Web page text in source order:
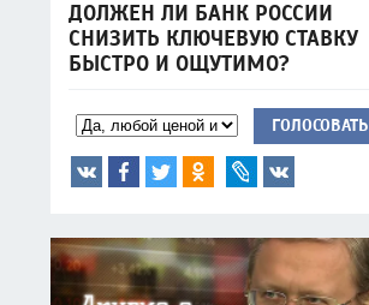
ДОЛЖЕН ЛИ БАНК РОССИИ
СНИЗИТЬ КЛЮЧЕВУЮ СТАВКУ
БЫСТРО И ОЩУТИМО?
ГОЛОСОВАТЬ